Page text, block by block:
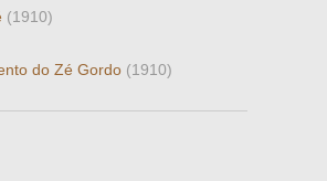
(1910)
do Zé Gordo (1910)